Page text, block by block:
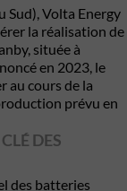
Sud), Volta Energy
la réalisation de
située à
en 2023, le
au cours de la
prévu en
DES
des batteries